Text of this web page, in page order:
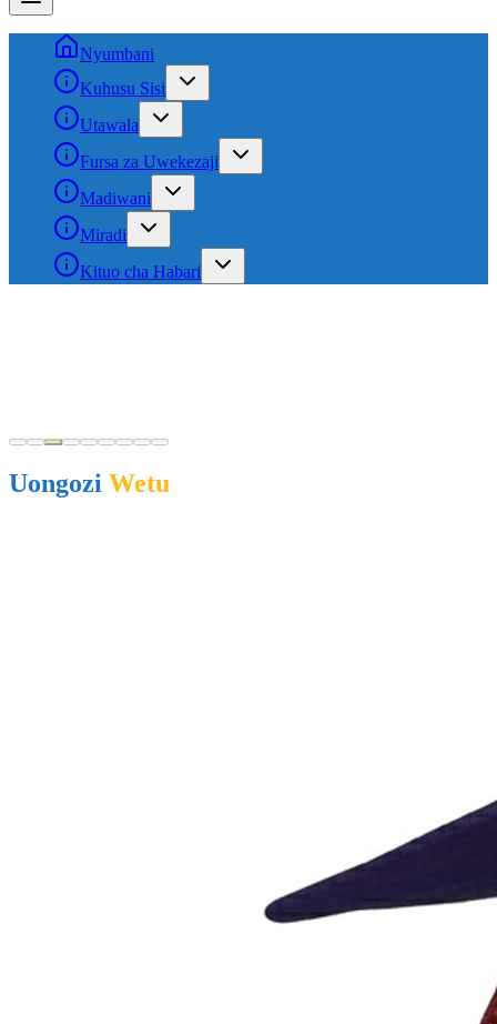
Nyumbani
Kuhusu Sisi
Utawala
Fursa za Uwekezaji
Madiwani
Miradi
Kituo cha Habari
Uongozi Wetu